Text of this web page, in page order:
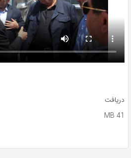
دریافت
41 MB